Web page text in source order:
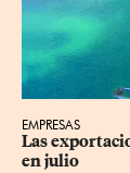
EMPRESAS
Las
en julio